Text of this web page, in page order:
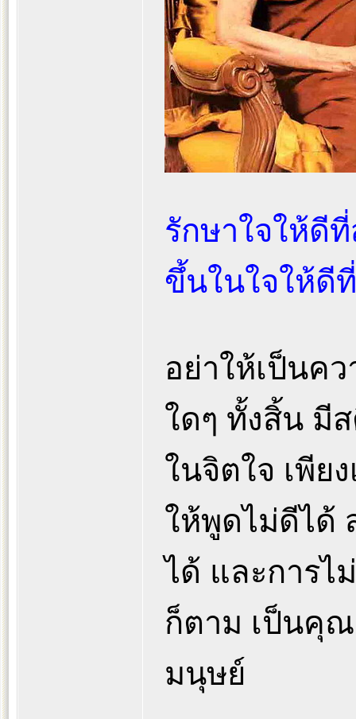
รักษาใจให้ดี
ขึ้นในใจให้ดี
อย่าให้เป็นค
ใดๆ ทั้งสิ้น มี
ในจิตใจ เพีย
ให้พูดไม่ดีได้
ได้ และการไ
ก็ตาม เป็นคุ
มนุษย์